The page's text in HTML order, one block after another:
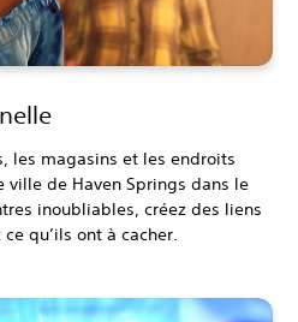
les magasins et les endroits
de Haven Springs dans le
inoubliables, créez des liens
qu’ils ont à cacher.